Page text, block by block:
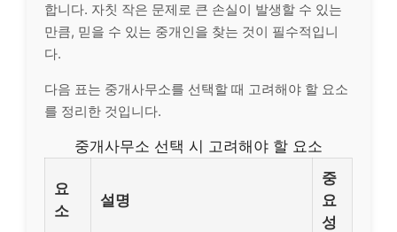
합니다. 자칫 작은 문제로 큰 손실이 발생할 수 있는
만큼, 믿을 수 있는 중개인을 찾는 것이 필수적입니
다.
다음 표는 중개사무소를 선택할 때 고려해야 할 요소
를 정리한 것입니다.
중개사무소 선택 시 고려해야 할 요소
요
소
설명
중
요
성